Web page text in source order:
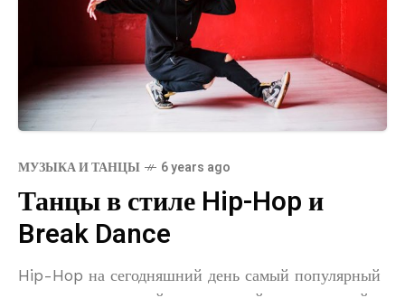
МУЗЫКА И ТАНЦЫ 6 years ago
Танцы в стиле Hip-Hop и
Break Dance
Hip-Hop на сегодняшний день самый популярный